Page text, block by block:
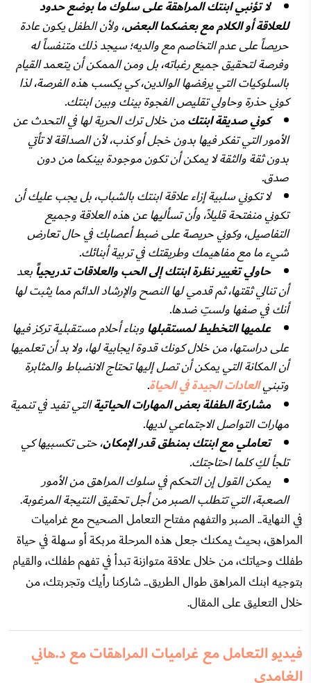
لا تؤنبي ابنتك المراهقة على سلوك ما بوضع حدود
للعلاقة أو الكلام مع بعضكما البعض، ولأن الطفل يكون عادة
حريصاً على عدم التخاصم مع والديه؛ سيجد ذلك متنفساً له
وفرصة لتحقيق جميع رغباته، بل ومن الممكن أن يتعمد القيام
بالسلوكيات التي يرفضها الوالدين، كي يكسب هذه الفرصة، لذا
كوني حذرة وحاولي تقليص الفجوة بينك وبين ابنتك.
كوني صديقة ابنتكمن خلال ترك الحرية لها في التحدث عن
الأمور التي تفكر فيها بدون خجل أو كذب، لأن الصداقة لا تأتي
بدون ثقة والثقة لا يمكن أن تكون موجودة بينكما من دون
صدق.
لا تكوني سلبية إزاء علاقة ابنتك بالشباب، بل يجب عليك أن
تكوني منفتحة قليلاً، وأن تسأليها عن هذه العلاقة وجميع
التفاصيل، وكوني حريصة على ضبط أعصابك في حال تعارض
شيء ما مع مفاهيمك وطريقتك في تربية أبنائك.
حاولي تغيير نظرة ابنتك إلى الحب والعلاقاتتدريجياًبعد
أن تنالي ثقتها، ثم قدمي لها النصح والإرشاد الدائم مما يثبت لها
أنك في صفها ولستِ ضدها.
علميها التخطيط لمستقبلهاوبناء أحلام مستقبلية تركز فيها
على دراستها، من خلال كونك قدوة ايجابية لها، ولا بد أن تعلميها
أن المكانة التي يمكن أن تصل إليها تحتاج الانضباط والمثابرة
وتبنيالعادات الجيدة في الحياة.
مشاركة الطفلة بعض المهارات الحياتيةالتي تفيد في تنمية
مهارات التواصل الاجتماعي لديها.
تعاملي مع ابنتك بمنطق قدر الإمكان، حتى تكسبيها كي
تلجأ لكِ كلما احتاجتك.
يمكن القول إن التحكم في سلوك المراهق من الأمور
الصعبة، التي تتطلب الصبر من أجل تحقيق النتيجة المرغوبة.
في النهاية.. الصبر والتفهم مفتاح التعامل الصحيح مع غراميات
المراهق، بحيث يمكنك جعل هذه المرحلة مربكة أو سهلة في حياة
طفلك وحياتك، من خلال علاقة متوازنة تبدأ في تفهم طفلك، والقيام
بتوجيه ابنك المراهق طوال الطريق.. شاركنا رأيك وتجربتك، من
خلال التعليق على المقال.
فيديو التعامل مع غراميات المراهقات مع د.هاني
الغامدي